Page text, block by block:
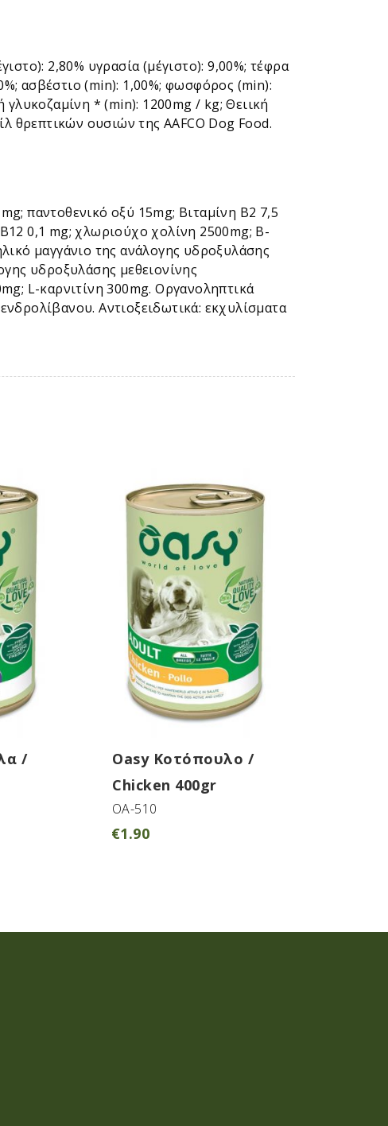
2,80% υγρασία (μέγιστο): 9,00%; τέφρα
ασβέστιο (min): 1,00%; φωσφόρος (min):
* (min): 1200mg / kg; Θειική
θρεπτικών ουσιών της AAFCO Dog Food.
παντοθενικό οξύ 15mg; Βιταμίνη Β2 7,5
0,1 mg; χλωριούχο χολίνη 2500mg; Β-
μαγγάνιο της ανάλογης υδροξυλάσης
υδροξυλάσης μεθειονίνης
L-καρνιτίνη 300mg. Οργανοληπτικά
Αντιοξειδωτικά: εκχυλίσματα
/
Oasy Κοτόπουλο /
Chicken 400gr
OA-510
€1.90